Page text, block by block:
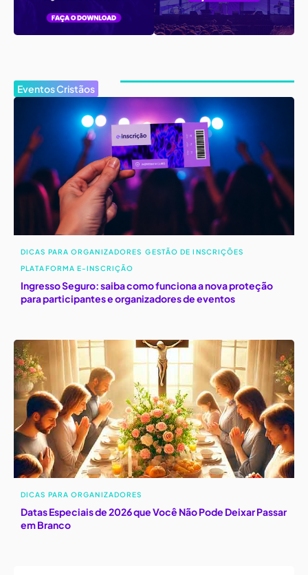
Eventos Cristãos
DICAS PARA ORGANIZADORES GESTÃO DE INSCRIÇÕES
PLATAFORMA E-INSCRIÇÃO
Ingresso Seguro: saiba como funciona a nova proteção
para participantes e organizadores de eventos
DICAS PARA ORGANIZADORES
Datas Especiais de 2026 que Você Não Pode Deixar Passar
em Branco